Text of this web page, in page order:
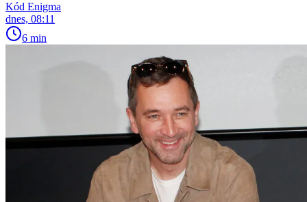
Kód Enigma
dnes, 08:11
6 min